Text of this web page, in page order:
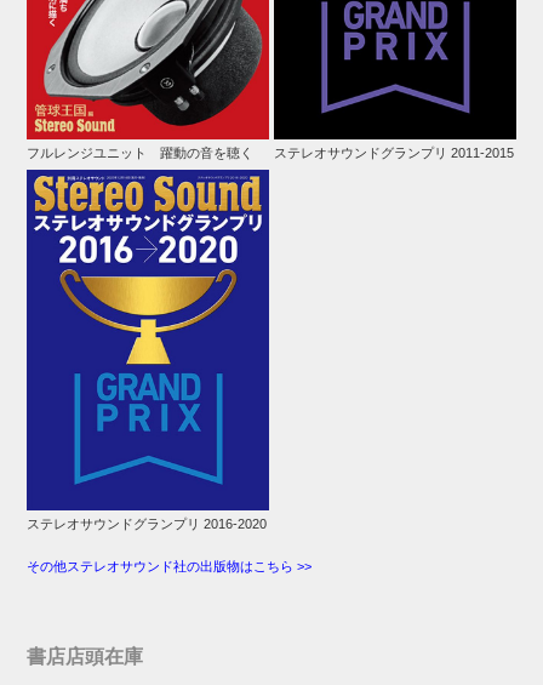
フルレンジユニット 躍動の音を聴く ステレオサウンドグランプリ 2011-2015
ステレオサウンドグランプリ 2016-2020
その他ステレオサウンド社の出版物はこちら >>
書店店頭在庫